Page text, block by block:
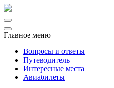
Главное меню
Вопросы и ответы
Путеводитель
Интересные места
Авиабилеты